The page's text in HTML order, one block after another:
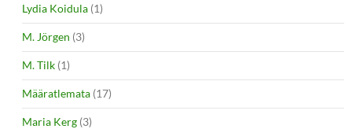
Lydia Koidula (1)
M. Jörgen (3)
M. Tilk (1)
Määratlemata (17)
Maria Kerg (3)